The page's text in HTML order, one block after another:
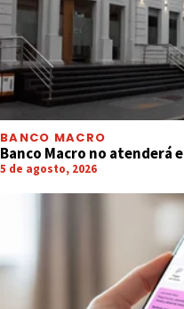
BANCO MACRO
Banco Macro no atenderá
5 de agosto, 2026